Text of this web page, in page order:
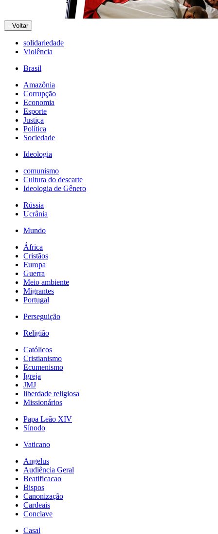
Voltar
solidariedade
Violência
Brasil
Amazônia
Corrupção
Economia
Esporte
Justiça
Política
Sociedade
Ideologia
comunismo
Cultura do descarte
Ideologia de Gênero
Rússia
Ucrânia
Mundo
África
Cristãos
Europa
Guerra
Meio ambiente
Migrantes
Portugal
Perseguição
Religião
Católicos
Cristianismo
Ecumenismo
Igreja
JMJ
liberdade religiosa
Missionários
Papa Leão XIV
Sínodo
Vaticano
Angelus
Audiência Geral
Beatificacao
Bispos
Canonização
Cardeais
Conclave
Casal